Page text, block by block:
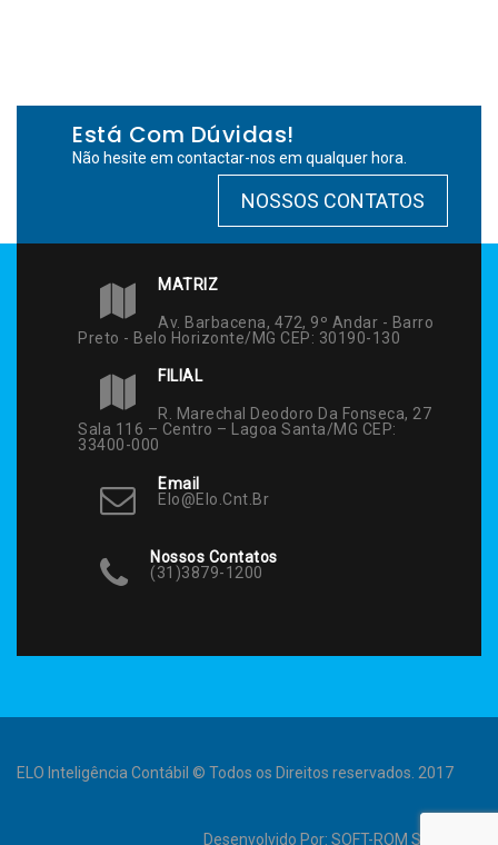
Está Com Dúvidas!
Não hesite em contactar-nos em qualquer hora.
NOSSOS CONTATOS
MATRIZ
Av. Barbacena, 472, 9º Andar - Barro
Preto - Belo Horizonte/MG CEP: 30190-130
FILIAL
R. Marechal Deodoro Da Fonseca, 27
Sala 116 – Centro – Lagoa Santa/MG CEP:
33400-000
Email
Elo@elo.cnt.br
Nossos Contatos
(31)3879-1200
ELO Inteligência Contábil © Todos os Direitos reservados. 2017
Desenvolvido Por: SOFT-ROM Sistemas